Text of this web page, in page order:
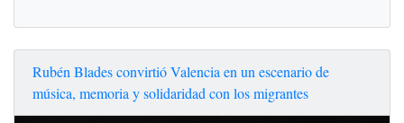
Rubén Blades convirtió Valencia en un escenario de
música, memoria y solidaridad con los migrantes